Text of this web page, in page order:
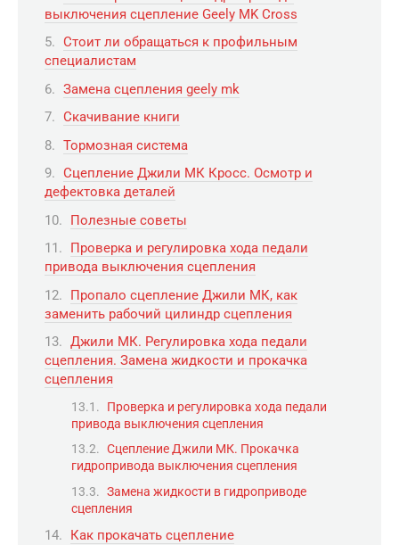
выключения сцепление Geely MK Cross
Стоит ли обращаться к профильным
специалистам
Замена сцепления geely mk
Скачивание книги
Тормозная система
Сцепление Джили МК Кросс. Осмотр и
дефектовка деталей
Полезные советы
Проверка и регулировка хода педали
привода выключения сцепления
Пропало сцепление Джили МК, как
заменить рабочий цилиндр сцепления
Джили МК. Регулировка хода педали
сцепления. Замена жидкости и прокачка
сцепления
Проверка и регулировка хода педали
привода выключения сцепления
Сцепление Джили МК. Прокачка
гидропривода выключения сцепления
Замена жидкости в гидроприводе
сцепления
Как прокачать сцепление